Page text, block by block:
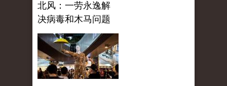
北风：一劳永逸解
决病毒和木马问题